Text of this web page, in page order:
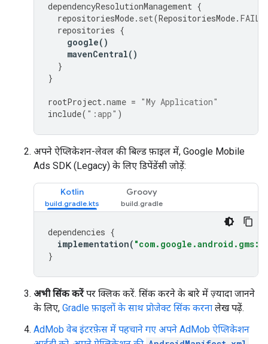
dependencyResolutionManagement {
repositoriesMode. set(RepositoriesMode.
repositories {
google()
mavenCentral()
}
}
rootProject.name = "My Application"
include( ":app" )
अपने ऐप्लिकेशन-लेवल की बिल्ड फ़ाइल में, Google Mobile
Ads SDK (Legacy) के लिए डिपेंडेंसी जोड़ें:
Kotlin Groovy
dependencies {
implementation(
}
अभी सिंक करेंपर क्लिक करें. सिंक करने के बारे में ज़्यादा जानने
के लिए, Gradle फ़ाइलों के साथ प्रोजेक्ट सिंक करना लेख पढ़ें.
AdMob वेब इंटरफ़ेस में पहचाने गए अपने AdMob ऐप्लिकेशन